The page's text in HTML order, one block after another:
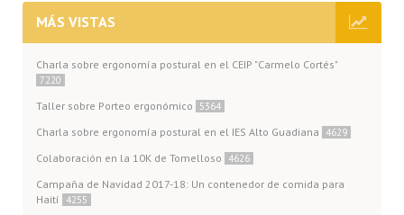
MÁS VISTAS
Charla sobre ergonomía postural en el CEIP "Carmelo Cortés"
7220
Taller sobre Porteo ergonómico 5364
Charla sobre ergonomía postural en el IES Alto Guadiana 4629
Colaboración en la 10K de Tomelloso 4626
Campaña de Navidad 2017-18: Un contenedor de comida para
Haití
4255